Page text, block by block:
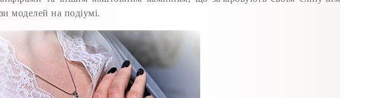
моделей на подіумі.